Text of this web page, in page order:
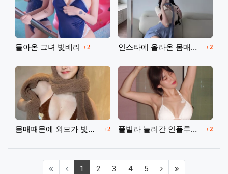
돌아온 그녀 빛베리 댓글
2 인스타에 올라온 몸매갑 처자 댓글
2
몸매때문에 외모가 빛을못보는 여캠 댓글
2 풀빌라 놀러간 인플루언서 댓글
2
1 (current)
2 3 4 5 (next)